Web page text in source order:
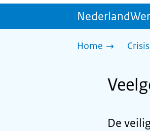
Home Crisis
De